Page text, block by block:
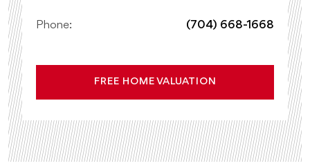
Phone: (704) 668-1668
FREE HOME VALUATION